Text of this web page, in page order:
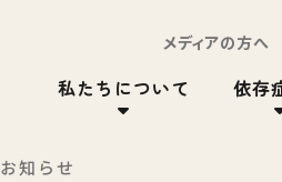
メディアの方へ
私たちについて 依存
お知らせ